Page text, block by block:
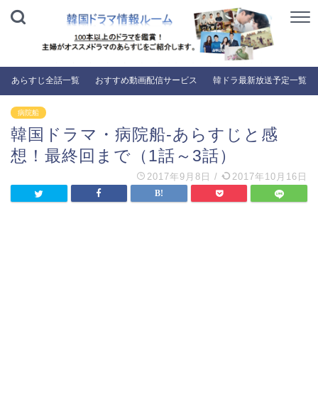
あらすじ全話一覧 おすすめ動画配信サービス 韓ドラ最新放送予定一覧
病院船
韓国ドラマ・病院船-あらすじと感
想！最終回まで（1話～3話）
2017年9月8日 / 2017年10月16日